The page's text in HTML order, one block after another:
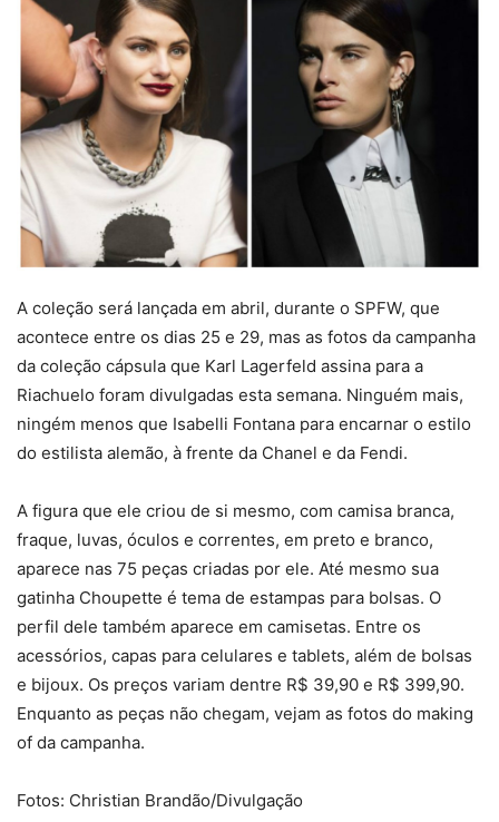
A coleção será lançada em abril, durante o SPFW, que
acontece entre os dias 25 e 29, mas as fotos da campanha
da coleção cápsula que Karl Lagerfeld assina para a
Riachuelo foram divulgadas esta semana. Ninguém mais,
ningém menos que Isabelli Fontana para encarnar o estilo
do estilista alemão, à frente da Chanel e da Fendi.
A figura que ele criou de si mesmo, com camisa branca,
fraque, luvas, óculos e correntes, em preto e branco,
aparece nas 75 peças criadas por ele. Até mesmo sua
gatinha Choupette é tema de estampas para bolsas. O
perfil dele também aparece em camisetas. Entre os
acessórios, capas para celulares e tablets, além de bolsas
e bijoux. Os preços variam dentre R$ 39,90 e R$ 399,90.
Enquanto as peças não chegam, vejam as fotos do making
of da campanha.
Fotos: Christian Brandão/Divulgação